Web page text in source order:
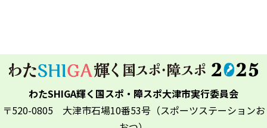
わたSHIGA輝く国スポ・障スポ大津市実行委員会
〒520-0805 大津市石場10番53号（スポーツステーションお